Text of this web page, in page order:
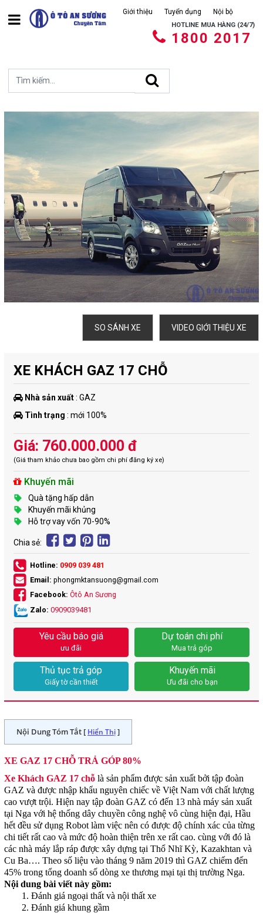
Giới thiệu Tuyển dụng Nội bộ
HOTLINE MUA HÀNG (24/7)
1800 2017
VIDEO GIỚI THIỆU XE
SO SÁNH XE
XE KHÁCH GAZ 17 CHỖ
Nhà sản xuất: GAZ
Tình trạng : mới 100%
Giá: 760.000.000 đ
(Giá tham khảo chưa bao gồm chi phí đăng ký xe)
Khuyến mãi
Quà tặng hấp dẫn
Khuyến mãi khủng
Hỗ trợ vay vốn 70-90%
Chia sẻ:
Hotline: 0909 039 481
Email: phongmktansuong@gmail.com
Facebook: Ôtô An Sương
Zalo: 0909039481
Yêu cầu báo giá
ưu đãi
Dự toán chi phí
Mua trả góp
Thủ tục trả góp
Giấy tờ cần thiết
Khuyến mãi
Ưu đãi cho bạn
Nội Dung Tóm Tắt [ Hiển Thị]
XE GAZ 17 CHỖ TRẢ GÓP 80%
Xe Khách GAZ 17 chỗ là sản phẩm được sản xuất bởi tập đoàn
GAZ và được nhập khẩu nguyên chiếc về Việt Nam với chất lượng
cao vượt trội. Hiện nay tập đoàn GAZ có đến 13 nhà máy sản xuất
tại Nga với hệ thống dây chuyền công nghệ vô cùng hiện đại, Hầu
hết đều sử dụng Robot làm việc nên có được độ chính xác của từng
chi tiết rất cao và mức độ hoàn thiện trên xe rất cao. cùng với đó là
các nhà máy lắp ráp được xây dựng tại Thổ Nhĩ Kỳ, Kazakhtan và
Cu Ba…. Theo số liệu vào tháng 9 năm 2019 thì GAZ chiếm đến
45% trong tổng doanh số dòng xe thương mại tại thị trường Nga.
Nội dung bài viết này gồm:
1. Đánh giá ngoại thất và nội thất xe
2. Đánh giá khung gầm